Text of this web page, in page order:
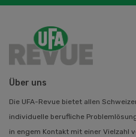
Über uns
Die UFA-Revue bietet allen
individuelle berufliche
in engem Kontakt mit einer Vielzahl